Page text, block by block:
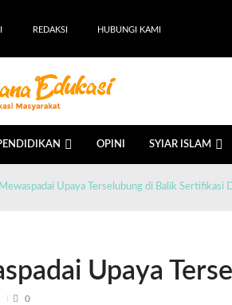
REDAKSI HUBUNGI KAMI
OPINI SYIAR ISLAM
Mewaspadai Upaya Terselubung di Balik Sertifikasi
Upaya
0